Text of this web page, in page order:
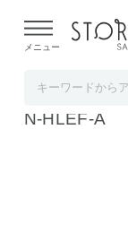
よる配送遅延が発
メニュー
mitas かか
N-HLEF-A